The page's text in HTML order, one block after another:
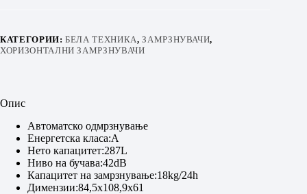
КАТЕГОРИИ:БЕЛА ТЕХНИКА,ЗАМРЗНУВАЧИ,
ХОРИЗОНТАЛНИ ЗАМРЗНУВАЧИ
Опис
Автоматско одмрзнување
Енергетска класа:A
Нето капацитет:287L
Ниво на бучава:42dB
Капацитет на замрзнување:18kg/24h
Димензии:84,5х108,9х61